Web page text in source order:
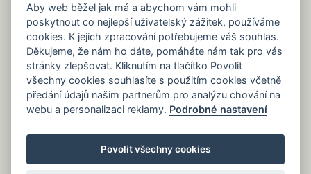
Po - Pá 8 - 16 h
733 127 788
Napište nám kdykoliv!
info@gastrochemie.cz
Aby web běžel jak má a abychom vám mohli
poskytnout co nejlepší uživatelský zážitek, používáme
cookies. K jejich zpracování potřebujeme váš souhlas.
Děkujeme, že nám ho dáte, pomáháte nám tak pro vás
stránky zlepšovat. Kliknutím na tlačítko Povolit
všechny cookies souhlasíte s použitím cookies včetně
předání údajů našim partnerům pro analýzu chování na
webu a personalizaci reklamy. Podrobné nastavení
Povolit všechny cookies